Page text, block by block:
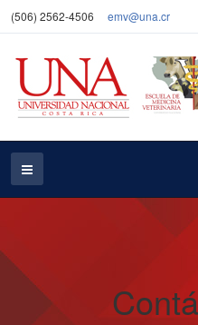
(506) 2562-4506 emv@una.cr